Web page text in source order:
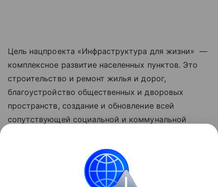
Цель нацпроекта «Инфраструктура для жизни» —
комплексное развитие населенных пунктов. Это
строительство и ремонт жилья и дорог,
благоустройство общественных и дворовых
пространств, создание и обновление всей
сопутствующей социальной и коммунальной
маршрутов общественного транспорта за счет
обновления его подвижного состава. Обновленные
нацпроекты реализуются по решению